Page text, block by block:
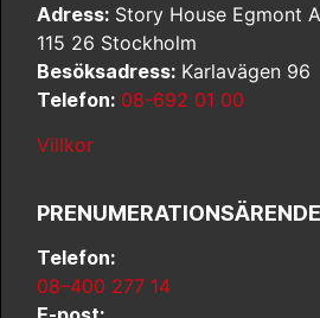
Adress: Story House Egmont
115 26 Stockholm
Besöksadress: Karlavägen 96
Telefon: 08-692 01 00
Villkor
Telefon:
08–400 277 14